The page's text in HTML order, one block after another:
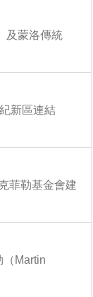
及蒙洛傳統
新區連結
菲勒基金會建
（Martin